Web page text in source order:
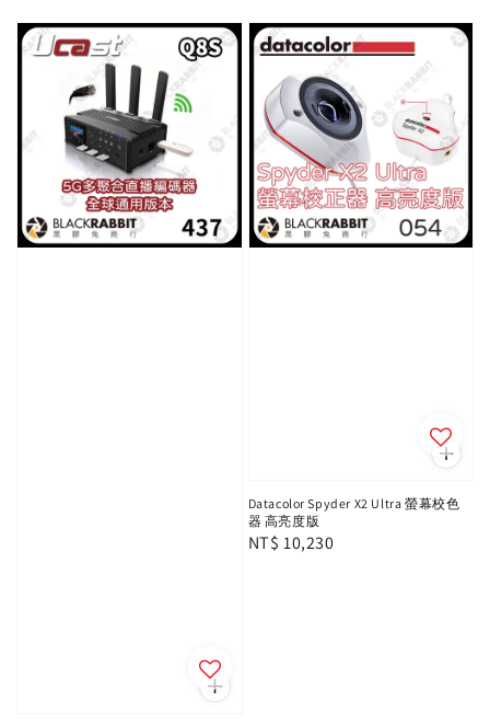
Datacolor Spyder X2 Ultra 螢幕校色
器 高亮度版
Regular
NT$ 10,230